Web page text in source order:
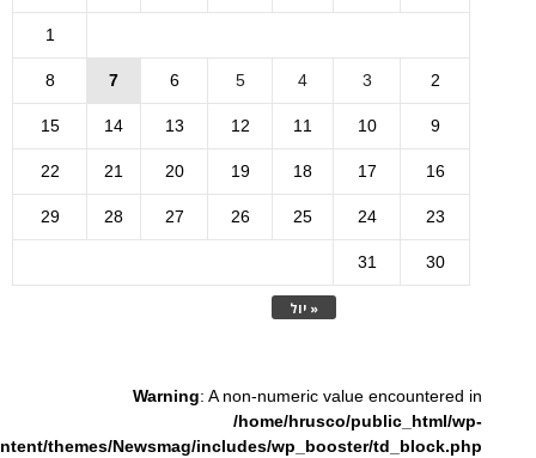
« יול
1
2
3
4
5
6
7
8
9
10
11
12
13
14
15
16
17
18
19
20
21
22
23
24
25
26
27
28
29
30
31
Warning: A non-numeric value encountered in
/home/hrusco/public_html/wp-
themes/Newsmag/includes/wp_booster/td_block.php